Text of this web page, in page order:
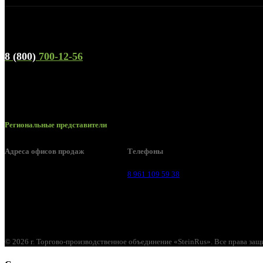
8 (800) 700-12-56
Региональные представители
Адреса офисов продаж Телефоны
8 961 109 59 38
© 2026 г. Торгово-производственное объединение «SteinRus». Все права